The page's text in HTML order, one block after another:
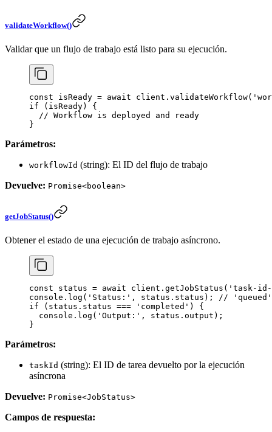
validateWorkflow()
Validar que un flujo de trabajo está listo para su ejecución.
const isReady = await client. validateWorkflow(
if (isReady) {
  // Workflow is deployed and ready
}
Parámetros:
workflowId (string): El ID del flujo de trabajo
Devuelve: Promise<boolean>
getJobStatus()
Obtener el estado de una ejecución de trabajo asíncrono.
const status = await client. getJobStatus ( 'task-id-
console. log ( 'Status:' , status.status); //
if (status.status === 'completed' ) {
  console.
log ( 'Output:' , status.output);
}
Parámetros:
taskId (string): El ID de tarea devuelto por la ejecución
asíncrona
Devuelve: Promise<JobStatus>
Campos de respuesta: